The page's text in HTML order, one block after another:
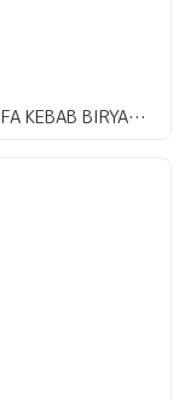
酸味が強い新感覚カレー「六本木 SAHIFA KEBAB BIRYANI」